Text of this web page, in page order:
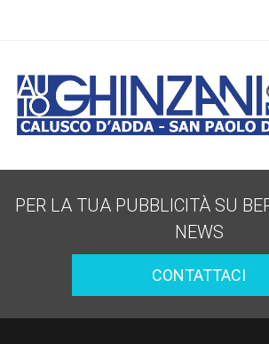
PER LA TUA PUBBLICITÀ SU
NEWS
CONTATTACI